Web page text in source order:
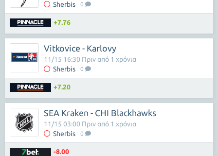
Sherbis 0
+7.76
Vitkovice - Karlovy
Sherbis 0
11/15 16:30 Πριν από 1 χρόνια
+7.20
SEA Kraken - CHI Blackhawks
Sherbis 0
11/15 03:00 Πριν από 1 χρόνια
-8.00